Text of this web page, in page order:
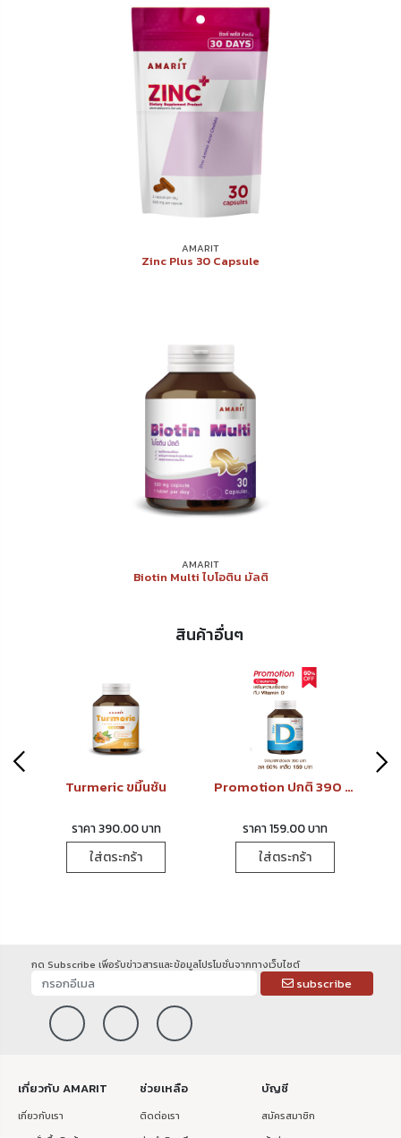
AMARIT
Zinc Plus 30 Capsule
AMARIT
Biotin Multi ไบโอติน มัลติ
สินค้าอื่นๆ
Turmeric ขมิ้นชัน
ราคา 390.00 บาท
ใส่ตระกร้า
Promotion ปกติ 390 ลด60% เหลือ 159 VitaminD 60 แคปซูล ช่วยสร้างภูมิคุ้มกัน เพื่อเสริมสร้างกระดูกและฟันให้แข็งแรง
ราคา 159.00 บาท
ใส่ตระกร้า
กด Subscribe เพื่อรับข่าวสารและข้อมูลโปรโมชั่นจากทางเว็บไซต์
subscribe
เกี่ยวกับ AMARIT
เกี่ยวกับเรา
ช่วยเหลือ
ติดต่อเรา
บัญชี
สมัครสมาชิก